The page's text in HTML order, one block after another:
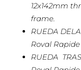
12x142mm
frame.
RUEDA
Roval Rapide
RUEDA